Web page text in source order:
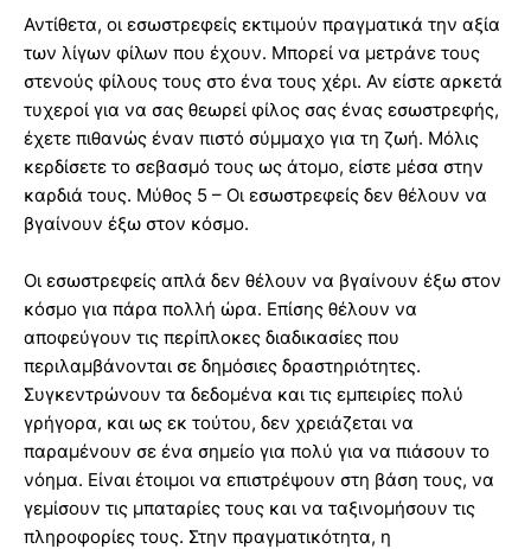
Αντίθετα, οι εσωστρεφείς εκτιμούν πραγματικά την αξία
των λίγων φίλων που έχουν. Μπορεί να μετράνε τους
στενούς φίλους τους στο ένα τους χέρι. Αν είστε αρκετά
τυχεροί για να σας θεωρεί φίλος σας ένας εσωστρεφής,
έχετε πιθανώς έναν πιστό σύμμαχο για τη ζωή. Μόλις
κερδίσετε το σεβασμό τους ως άτομο, είστε μέσα στην
καρδιά τους. Μύθος 5 – Οι εσωστρεφείς δεν θέλουν να
βγαίνουν έξω στον κόσμο.
Οι εσωστρεφείς απλά δεν θέλουν να βγαίνουν έξω στον
κόσμο για πάρα πολλή ώρα. Επίσης θέλουν να
αποφεύγουν τις περίπλοκες διαδικασίες που
περιλαμβάνονται σε δημόσιες δραστηριότητες.
Συγκεντρώνουν τα δεδομένα και τις εμπειρίες πολύ
γρήγορα, και ως εκ τούτου, δεν χρειάζεται να
παραμένουν σε ένα σημείο για πολύ για να πιάσουν το
νόημα. Είναι έτοιμοι να επιστρέψουν στη βάση τους, να
γεμίσουν τις μπαταρίες τους και να ταξινομήσουν τις
πληροφορίες τους. Στην πραγματικότητα, η